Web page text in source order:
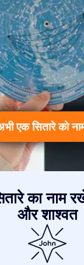
एक सितारे को
का नाम
और शाश्वत